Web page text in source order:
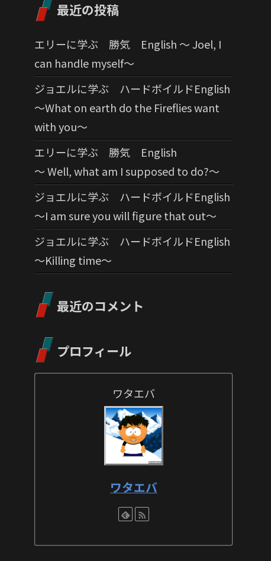
最近の投稿
エリーに学ぶ 勝気 English 〜 Joel, I
can handle myself〜
ジョエルに学ぶ ハードボイルドEnglish
〜What on earth do the Fireflies want
with you〜
エリーに学ぶ 勝気 English
〜 Well, what am I supposed to do?〜
ジョエルに学ぶ ハードボイルドEnglish
〜I am sure you will figure that out〜
ジョエルに学ぶ ハードボイルドEnglish
〜Killing time〜
最近のコメント
プロフィール
ワタエバ
ワタエバ